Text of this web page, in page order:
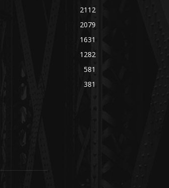
2112
2079
1631
1282
581
381